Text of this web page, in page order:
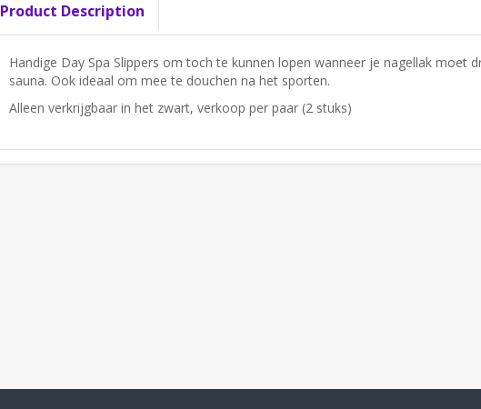
Product Description
Handige Day Spa Slippers om toch te kunnen lopen wanneer je nagellak moet
sauna. Ook ideaal om mee te douchen na het sporten.
Alleen verkrijgbaar in het zwart, verkoop per paar (2 stuks)